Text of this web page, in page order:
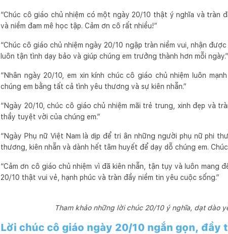
“Chúc cô giáo chủ nhiệm có một ngày 20/10 thật ý nghĩa và tràn
và niềm đam mê học tập. Cảm ơn cô rất nhiều!”
“Chúc cô giáo chủ nhiệm ngày 20/10 ngập tràn niềm vui, nhận
luôn tận tình dạy bảo và giúp chúng em trưởng thành hơn mỗi ngày.”
“Nhân ngày 20/10, em xin kính chúc cô giáo chủ nhiệm luôn
chúng em bằng tất cả tình yêu thương và sự kiên nhẫn.”
“Ngày 20/10, chúc cô giáo chủ nhiệm mãi trẻ trung, xinh đẹp và
thầy tuyệt vời của chúng em.”
“Ngày Phụ nữ Việt Nam là dịp để tri ân những người phụ nữ phi
thương, kiên nhẫn và dành hết tâm huyết để dạy dỗ chúng em.
“Cảm ơn cô giáo chủ nhiệm vì đã kiên nhẫn, tận tụy và luôn mang
20/10 thật vui vẻ, hạnh phúc và tràn đầy niềm tin yêu cuộc sống.”
Tham khảo những lời chúc 20/10 ý nghĩa, dạt dào
Lời chúc cô giáo ngày 20/10 ngắn gọn, đầy